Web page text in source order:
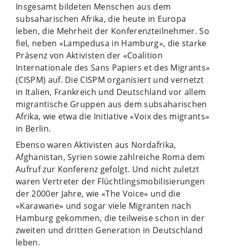
Insgesamt bildeten Menschen aus dem
subsaharischen Afrika, die heute in Europa
leben, die Mehrheit der Konferenzteilnehmer. So
fiel, neben «Lampedusa in Hamburg», die starke
Präsenz von Aktivisten der «Coalition
Internationale des Sans Papiers et des Migrants»
(CISPM) auf. Die CISPM organisiert und vernetzt
in Italien, Frankreich und Deutschland vor allem
migrantische Gruppen aus dem subsaharischen
Afrika, wie etwa die Initiative «Voix des migrants»
in Berlin.
Ebenso waren Aktivisten aus Nordafrika,
Afghanistan, Syrien sowie zahlreiche Roma dem
Aufruf zur Konferenz gefolgt. Und nicht zuletzt
waren Vertreter der Flüchtlingsmobilisierungen
der 2000er Jahre, wie «The Voice» und die
«Karawane» und sogar viele Migranten nach
Hamburg gekommen, die teilweise schon in der
zweiten und dritten Generation in Deutschland
leben.